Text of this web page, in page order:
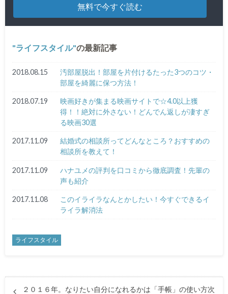
ライフスタイル の最新記事
2018.08.15
汚部屋脱出！部屋を片付けるたった3つのコツ・
部屋を綺麗に保つ方法！
2018.07.19
映画好きが集まる映画サイトで☆4.0以上獲
得！！絶対に外さない！どんでん返しが凄すぎ
る映画30選
2017.11.09
結婚式の相談所ってどんなところ？おすすめの
相談所を教えて！
2017.11.09
ハナユメの評判を口コミから徹底調査！先輩の
声も紹介
2017.11.08
このイライラなんとかしたい！今すぐできるイ
ライラ解消法
ライフスタイル
２０１６年。なりたい自分になれるかは「手帳」の使い方次